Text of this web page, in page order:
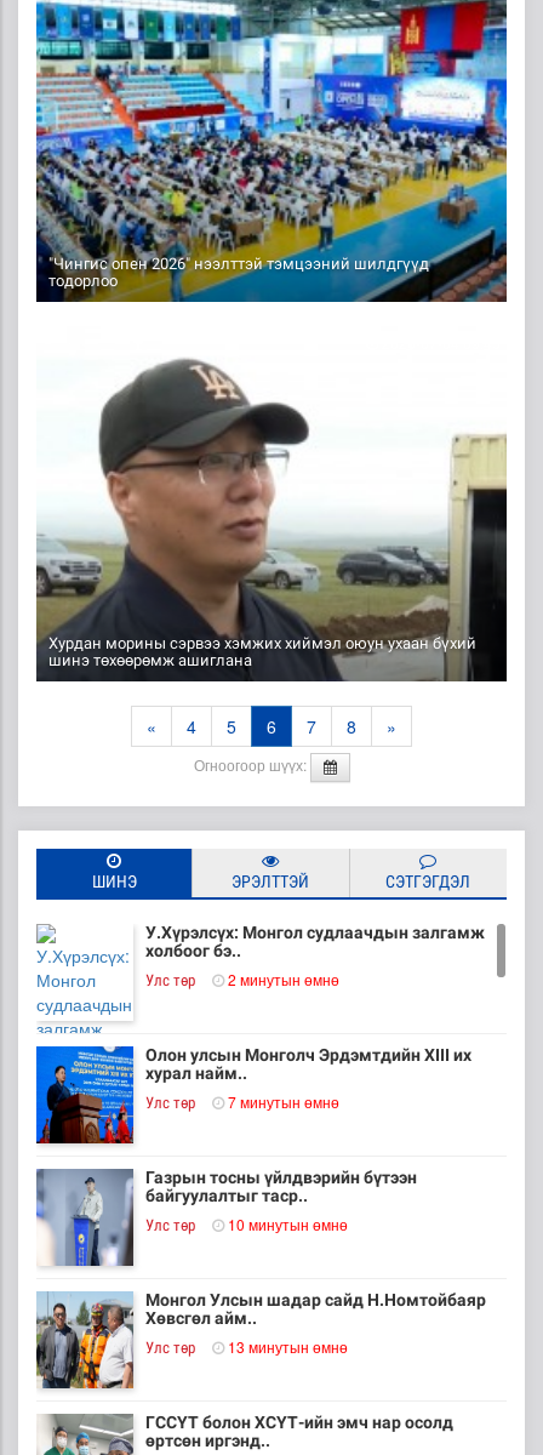
"Чингис опен 2026" нээлттэй тэмцээний шилдгүүд
тодорлоо
Хурдан морины сэрвээ хэмжих хиймэл оюун ухаан бүхий
шинэ төхөөрөмж ашиглана
« 4 5 6 7 8 »
Огноогоор шүүх:
ШИНЭ ЭРЭЛТТЭЙ СЭТГЭГДЭЛ
У.Хүрэлсүх: Монгол судлаачдын залгамж
холбоог бэ..
Улс төр 2 минутын өмнө
Олон улсын Монголч Эрдэмтдийн XIII их
хурал найм..
Улс төр 7 минутын өмнө
Газрын тосны үйлдвэрийн бүтээн
байгуулалтыг таср..
Улс төр 10 минутын өмнө
Монгол Улсын шадар сайд Н.Номтойбаяр
Хөвсгөл айм..
Улс төр 13 минутын өмнө
ГССҮТ болон ХСҮТ-ийн эмч нар осолд
өртсөн иргэнд..